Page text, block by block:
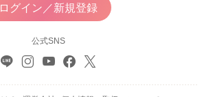
ログイン／新規登録
公式SNS